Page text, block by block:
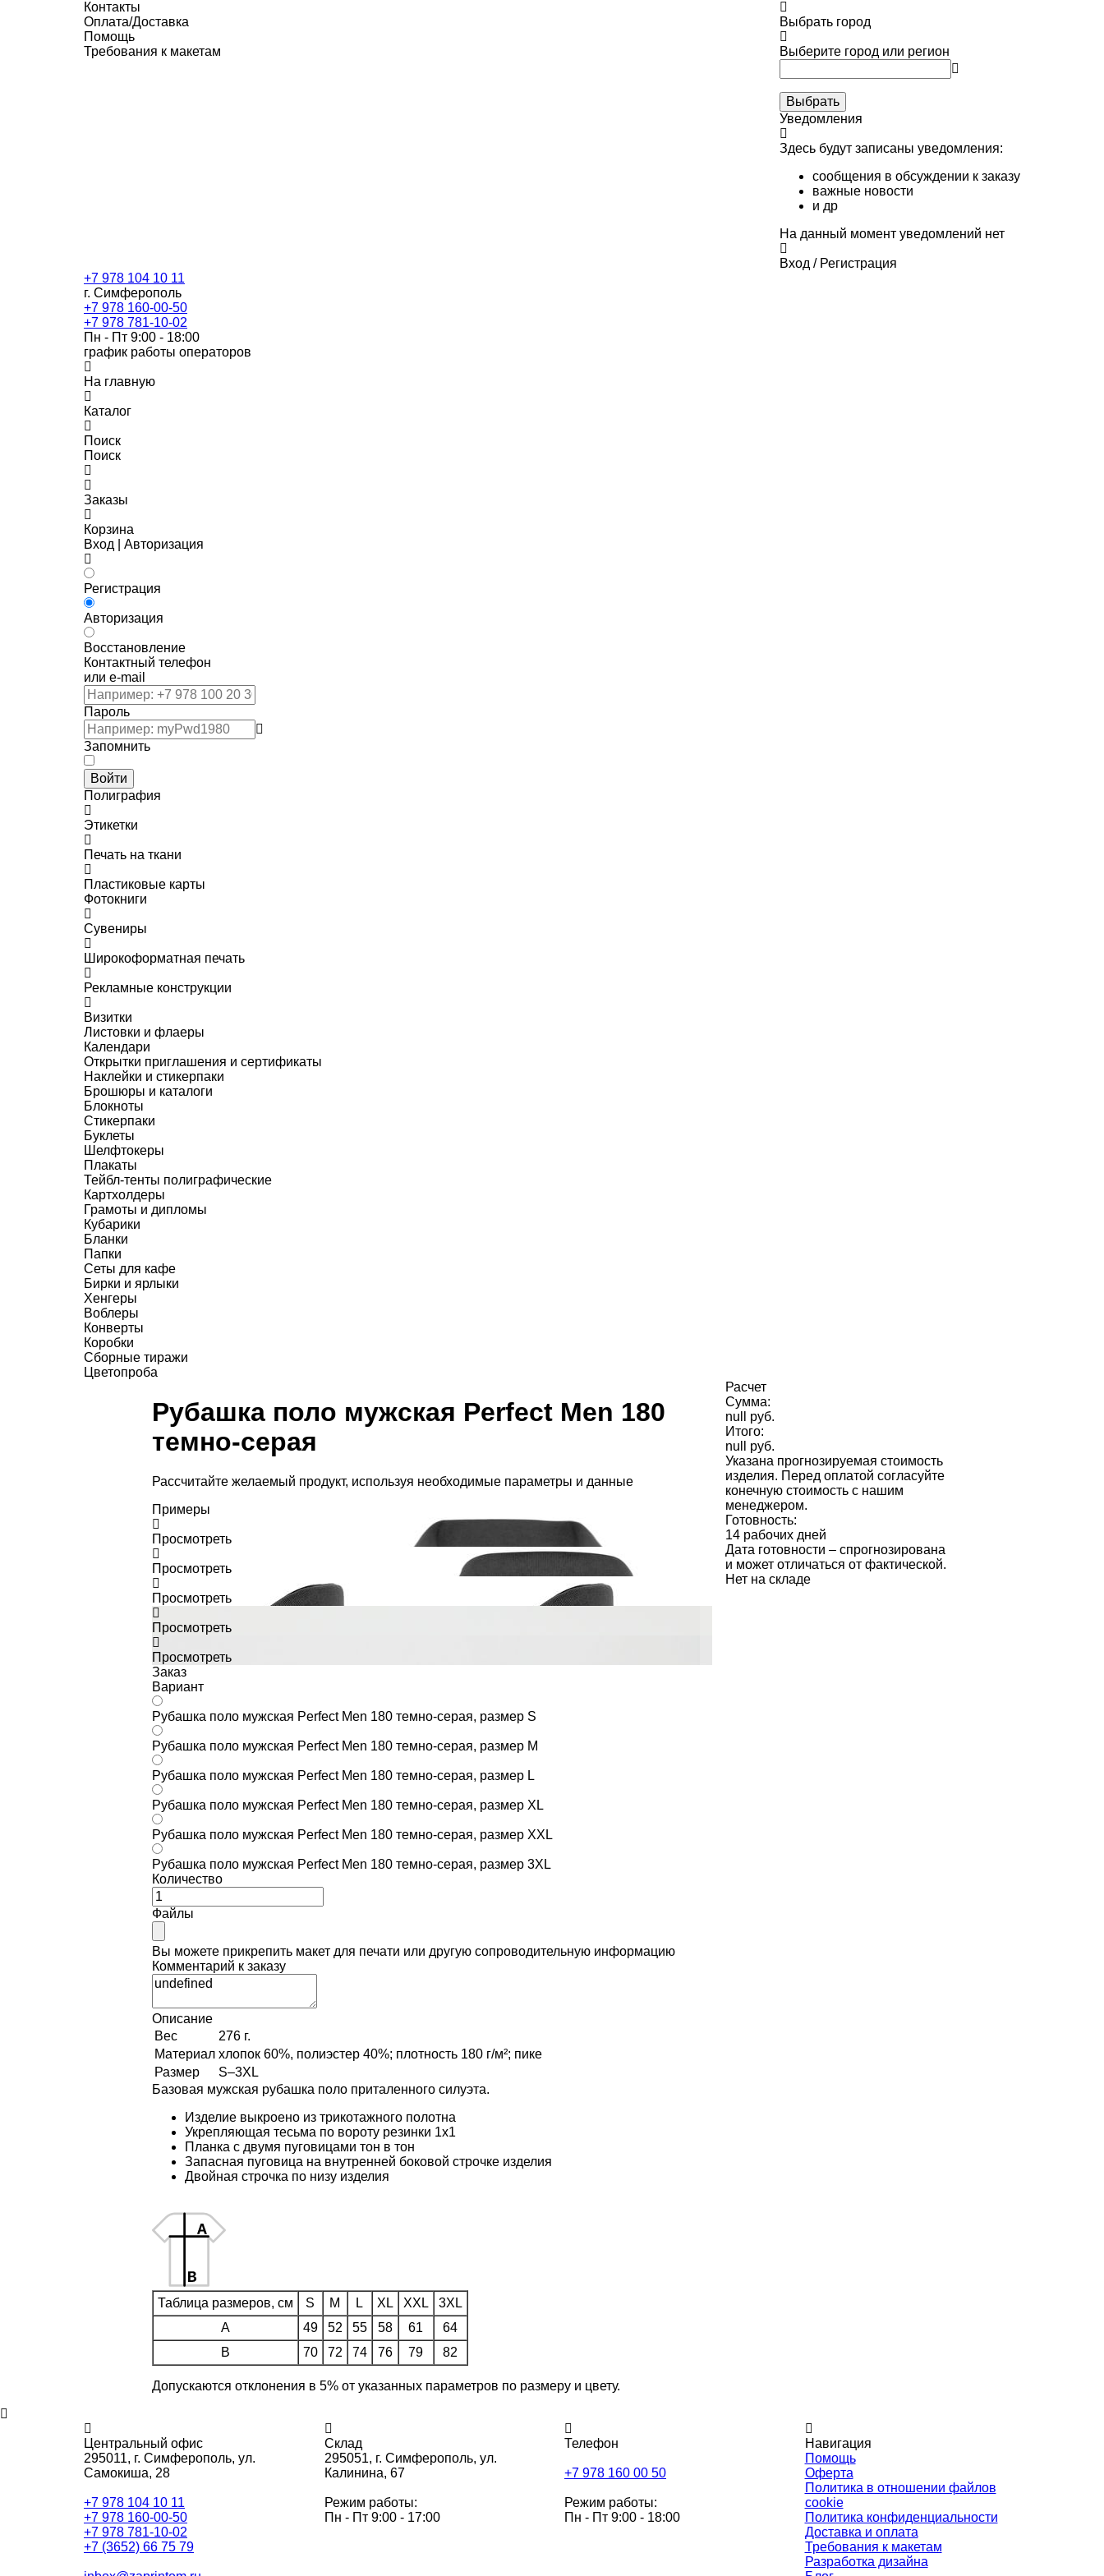
Контакты
Оплата/Доставка
Помощь
Требования к макетам
Выбрать город
Выберите город или регион
Выбрать
Уведомления
Здесь будут записаны уведомления:
сообщения в обсуждении к заказу
важные новости
и др
На данный момент уведомлений нет
Вход / Регистрация
+7 978 104 10 11
г. Симферополь
+7 978 160-00-50
+7 978 781-10-02
Пн - Пт 9:00 - 18:00
график работы операторов
На главную
Каталог
Поиск
Поиск
Заказы
Корзина
Вход | Авторизация
Регистрация
Авторизация
Восстановление
Контактный телефон
или e-mail
Пароль
Запомнить
Войти
Полиграфия
Этикетки
Печать на ткани
Пластиковые карты
Фотокниги
Сувениры
Широкоформатная печать
Рекламные конструкции
Визитки
Листовки и флаеры
Календари
Открытки приглашения и сертификаты
Наклейки и стикерпаки
Брошюры и каталоги
Блокноты
Стикерпаки
Буклеты
Шелфтокеры
Плакаты
Тейбл-тенты полиграфические
Картхолдеры
Грамоты и дипломы
Кубарики
Бланки
Папки
Сеты для кафе
Бирки и ярлыки
Хенгеры
Воблеры
Конверты
Коробки
Сборные тиражи
Цветопроба
Рубашка поло мужская Perfect Men 180
темно-серая
Рассчитайте желаемый продукт, используя необходимые параметры и данные
Примеры
Просмотреть
Просмотреть
Просмотреть
Просмотреть
Просмотреть
Заказ
Вариант
Рубашка поло мужская Perfect Men 180 темно-серая, размер S
Рубашка поло мужская Perfect Men 180 темно-серая, размер M
Рубашка поло мужская Perfect Men 180 темно-серая, размер L
Рубашка поло мужская Perfect Men 180 темно-серая, размер XL
Рубашка поло мужская Perfect Men 180 темно-серая, размер XXL
Рубашка поло мужская Perfect Men 180 темно-серая, размер 3XL
Количество
Файлы
Вы можете прикрепить макет для печати или другую сопроводительную информацию
Комментарий к заказу
Описание
Вес
276 г.
Материал хлопок 60%, полиэстер 40%; плотность 180 г/м²; пике
Размер
S–3XL
Базовая мужская рубашка поло приталенного силуэта.
Изделие выкроено из трикотажного полотна
Укрепляющая тесьма по вороту резинки 1х1
Планка с двумя пуговицами тон в тон
Запасная пуговица на внутренней боковой строчке изделия
Двойная строчка по низу изделия
Таблица размеров, см S M L XL XXL
3XL
A
49 52 55 58 61
64
B
70 72 74 76 79 82
Допускаются отклонения в 5% от указанных параметров по размеру и цвету.
Расчет
Сумма:
null руб.
Итого:
null руб.
Указана прогнозируемая стоимость
изделия. Перед оплатой согласуйте
конечную стоимость с нашим
менеджером.
Готовность:
14 рабочих дней
Дата готовности – спрогнозирована
и может отличаться от фактической.
Нет на складе
Центральный офис
295011, г. Симферополь, ул.
Самокиша, 28
+7 978 104 10 11
+7 978 160-00-50
+7 978 781-10-02
+7 (3652) 66 75 79
Склад
295051, г. Симферополь, ул.
Калинина, 67
Режим работы:
Пн - Пт 9:00 - 17:00
Телефон
+7 978 160 00 50
Режим работы:
Пн - Пт 9:00 - 18:00
Навигация
Помощь
Оферта
Политика в отношении файлов
cookie
Политика конфиденциальности
Доставка и оплата
Требования к макетам
Разработка дизайна